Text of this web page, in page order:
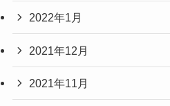
2022年1月
2021年12月
2021年11月